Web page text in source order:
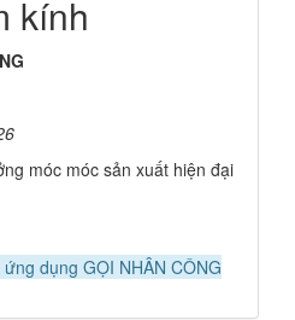
kính
móc móc sản xuất hiện đại
dụng GỌI NHÂN CÔNG